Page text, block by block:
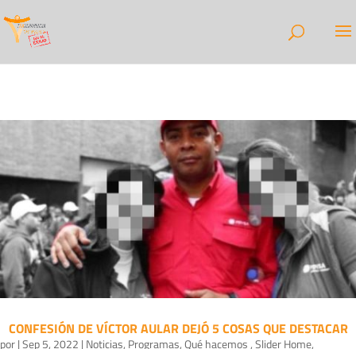
CONFESIÓN DE VÍCTOR AULAR DEJÓ 5 COSAS QUE DESTACAR
por|Sep 5, 2022 | Noticias, Programas,Qué hacemos ,Slider Home,